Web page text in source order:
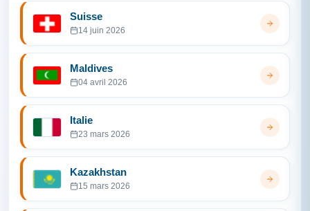
Suisse
14 juin 2026
Maldives
04 avril 2026
Italie
23 mars 2026
Kazakhstan
15 mars 2026